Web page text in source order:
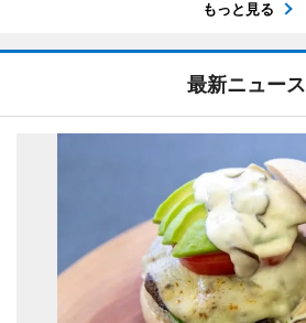
もっと見る
最新ニュース